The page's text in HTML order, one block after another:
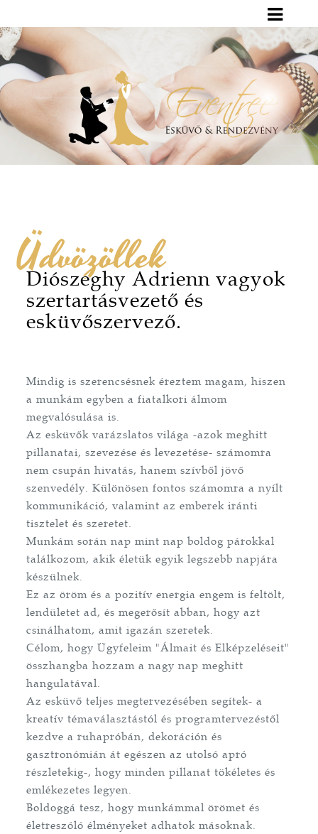
Üdvözöllek
Diószeghy Adrienn vagyok
szertartásvezető és
esküvőszervező.
Mindig is szerencsésnek éreztem magam, hiszen
a munkám egyben a fiatalkori álmom
megvalósulása is.
Az esküvők varázslatos világa -azok meghitt
pillanatai, szevezése és levezetése- számomra
nem csupán hivatás, hanem szívből jövő
szenvedély. Különösen fontos számomra a nyílt
kommunikáció, valamint az emberek iránti
tisztelet és szeretet.
Munkám során nap mint nap boldog párokkal
találkozom, akik életük egyik legszebb napjára
készülnek.
Ez az öröm és a pozitív energia engem is feltölt,
lendületet ad, és megerősít abban, hogy azt
csinálhatom, amit igazán szeretek.
Célom, hogy Ügyfeleim "Álmait és Elképzeléseit"
összhangba hozzam a nagy nap meghitt
hangulatával.
Az esküvő teljes megtervezésében segítek- a
kreatív témaválasztástól és programtervezéstől
kezdve a ruhapróbán, dekoráción és
gasztronómián át egészen az utolsó apró
részletekig-, hogy minden pillanat tökéletes és
emlékezetes legyen.
Boldoggá tesz, hogy munkámmal örömet és
életreszóló élményeket adhatok másoknak.